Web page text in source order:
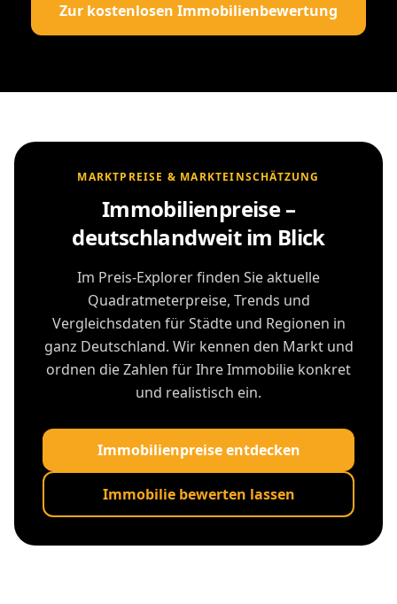
Zur kostenlosen Immobilienbewertung
MARKTPREISE & MARKTEINSCHÄTZUNG
Immobilienpreise –
deutschlandweit im Blick
Im Preis-Explorer finden Sie aktuelle
Quadratmeterpreise, Trends und
Vergleichsdaten für Städte und Regionen in
ganz Deutschland. Wir kennen den Markt und
ordnen die Zahlen für Ihre Immobilie konkret
und realistisch ein.
Immobilienpreise entdecken
Immobilie bewerten lassen